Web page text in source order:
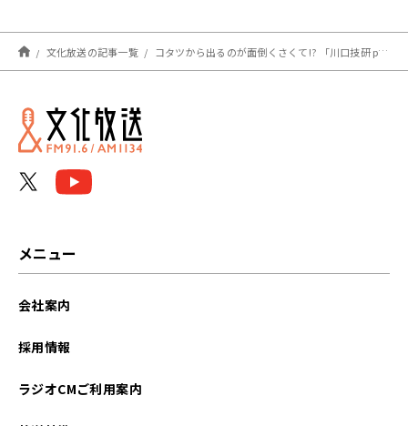
文化放送の記事一覧 コタツから出るのが面倒くさくて!? 「川口技研 presents 久保純子 LIFE JOURNEY」
メニュー
会社案内
採用情報
ラジオCMご利用案内